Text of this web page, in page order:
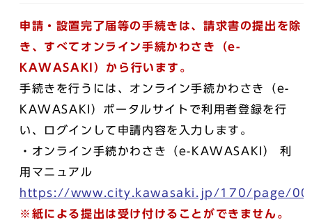
申請・設置完了届等の手続きは、請求書の提出を除
き、すべてオンライン手続かわさき（e-
KAWASAKI）から行います。
手続きを行うには、オンライン手続かわさき（e-
KAWASAKI）ポータルサイトで利用者登録を行
い、ログインして申請内容を入力します。
・オンライン手続かわさき（e-KAWASAKI） 利
用マニュアル
https://www.city.kawasaki.jp/170/page/
※紙による提出は受け付けることができません。